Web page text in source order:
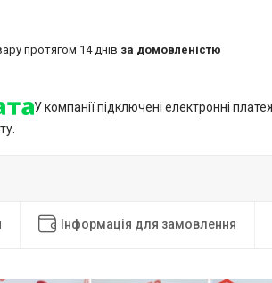
протягом 14 днів за домовленістю
У компанії підключені електронні
Інформація для замовлення